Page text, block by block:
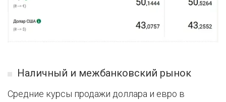
Наличный и межбанковский рынок
Средние курсы продажи доллара и евро в